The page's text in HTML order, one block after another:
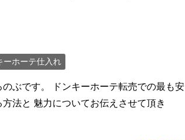
ーホーテ仕入れ
のぶです。 ドンキーホーテ転売での最も安
方法と 魅力についてお伝えさせて頂き